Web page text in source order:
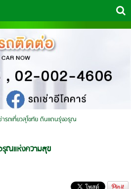
ารถเที่ยวสุโขทัย ดินแดนรุ่งอรุณ
รุณแห่งความสุข